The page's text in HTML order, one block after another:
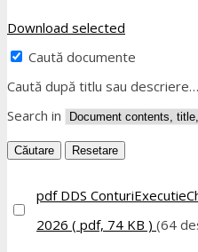
Download selected
Caută documente
Caută după titlu sau descriere…
Search in
Căutare Resetare
pdf DDS
2026 ( pdf, 74 KB ) (64